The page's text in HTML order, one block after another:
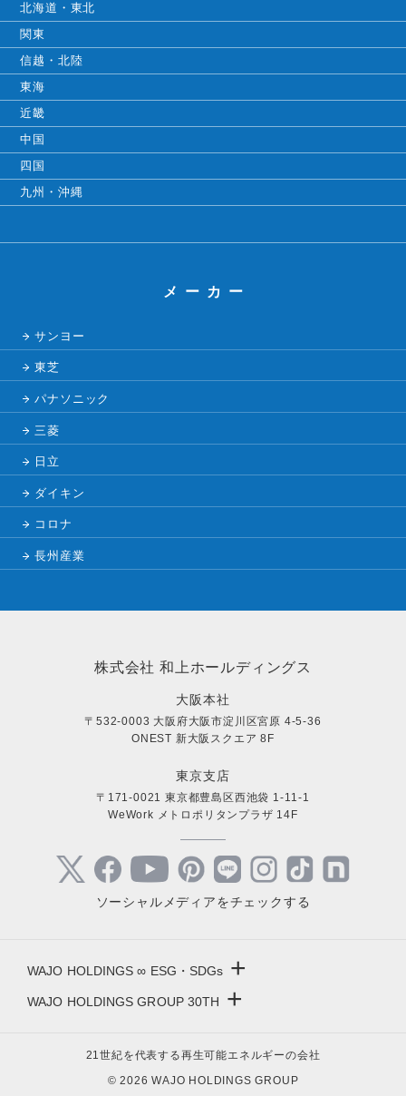
北海道・東北
関東
信越・北陸
東海
近畿
中国
四国
九州・沖縄
メーカー
サンヨー
東芝
パナソニック
三菱
日立
ダイキン
コロナ
長州産業
株式会社 和上ホールディングス
大阪本社
〒532-0003 大阪府大阪市淀川区宮原 4-5-36
ONEST 新大阪スクエア 8F
東京支店
〒171-0021 東京都豊島区西池袋 1-11-1
WeWork メトロポリタンプラザ 14F
ソーシャルメディアをチェックする
WAJO HOLDINGS ∞ ESG・SDGs +
WAJO HOLDINGS GROUP 30TH +
21世紀を代表する再生可能エネルギーの会社
© 2026 WAJO HOLDINGS GROUP